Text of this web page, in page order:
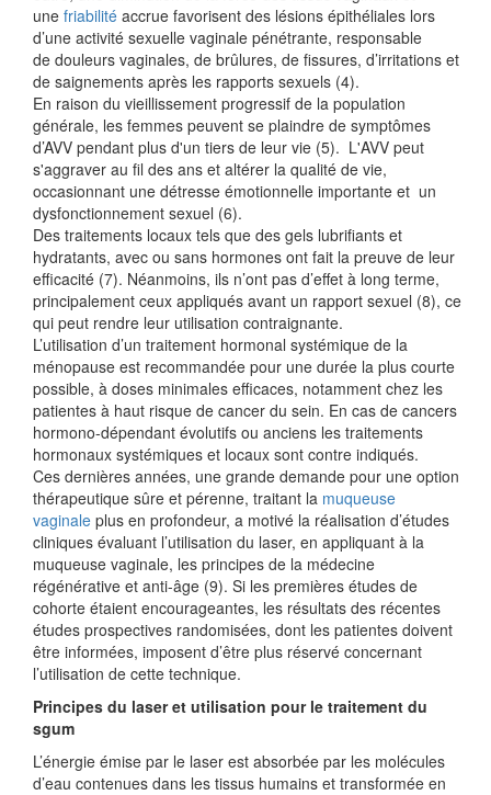
une friabilité accrue favorisent des lésions épithéliales lors
d’une activité sexuelle vaginale pénétrante, responsable
de douleurs vaginales, de brûlures, de fissures, d’irritations et
de saignements après les rapports sexuels (4).
En raison du vieillissement progressif de la population
générale, les femmes peuvent se plaindre de symptômes
d’AVV pendant plus d'un tiers de leur vie (5). L'AVV peut
s'aggraver au fil des ans et altérer la qualité de vie,
occasionnant une détresse émotionnelle importante et un
dysfonctionnement sexuel (6).
Des traitements locaux tels que des gels lubrifiants et
hydratants, avec ou sans hormones ont fait la preuve de leur
efficacité (7). Néanmoins, ils n’ont pas d’effet à long terme,
principalement ceux appliqués avant un rapport sexuel (8), ce
qui peut rendre leur utilisation contraignante.
L’utilisation d’un traitement hormonal systémique de la
ménopause est recommandée pour une durée la plus courte
possible, à doses minimales efficaces, notamment chez les
patientes à haut risque de cancer du sein. En cas de cancers
hormono-dépendant évolutifs ou anciens les traitements
hormonaux systémiques et locaux sont contre indiqués.
Ces dernières années, une grande demande pour une option
thérapeutique sûre et pérenne, traitant la muqueuse
vaginale plus en profondeur, a motivé la réalisation d’études
cliniques évaluant l’utilisation du laser, en appliquant à la
muqueuse vaginale, les principes de la médecine
régénérative et anti-âge (9). Si les premières études de
cohorte étaient encourageantes, les résultats des récentes
études prospectives randomisées, dont les patientes doivent
être informées, imposent d’être plus réservé concernant
l’utilisation de cette technique.
Principes du laser et utilisation pour le traitement du
sgum
L’énergie émise par le laser est absorbée par les molécules
d’eau contenues dans les tissus humains et transformée en